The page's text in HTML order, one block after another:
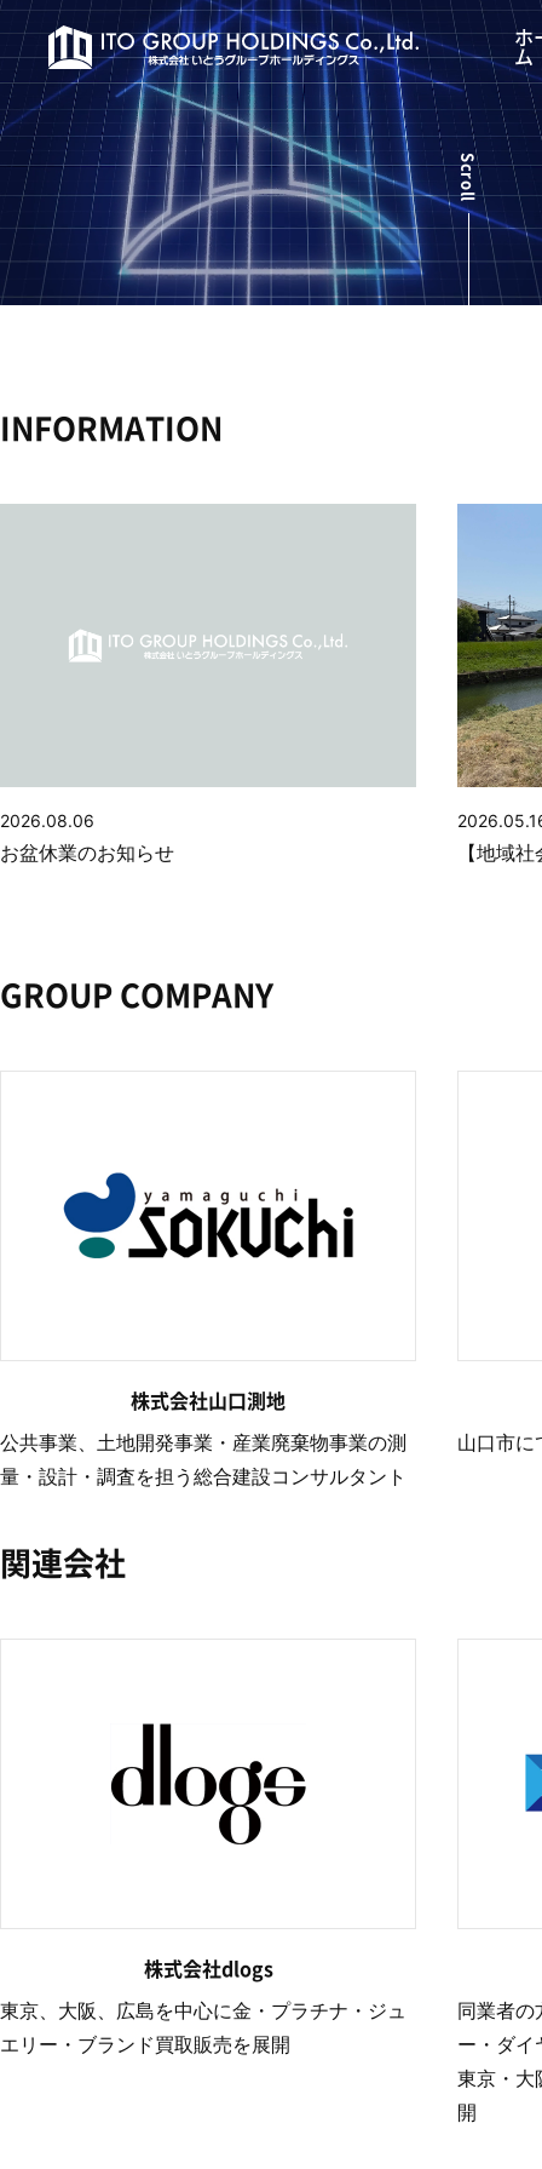
ホ
ム
Scroll
INFORMATION
2026.08.06
お盆休業のお知らせ 【地域
GROUP COMPANY
株式会社山口測地
公共事業、土地開発事業・産業廃棄物事業の測
量・設計・調査を担う総合建設コンサルタント
山口市に
関連会社
株式会社dlogs
東京、大阪、広島を中心に金・プラチナ・ジュ
エリー・ブランド買取販売を展開
同業者の
ー・ダイ
東京・大
開